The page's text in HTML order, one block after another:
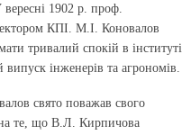
вересні 1902 р. проф.
КПІ. М.І. Коновалов
тривалий спокій в інституті
випуск інженерів та агрономів.
свято поважав свого
те, що В.Л. Кирпичова